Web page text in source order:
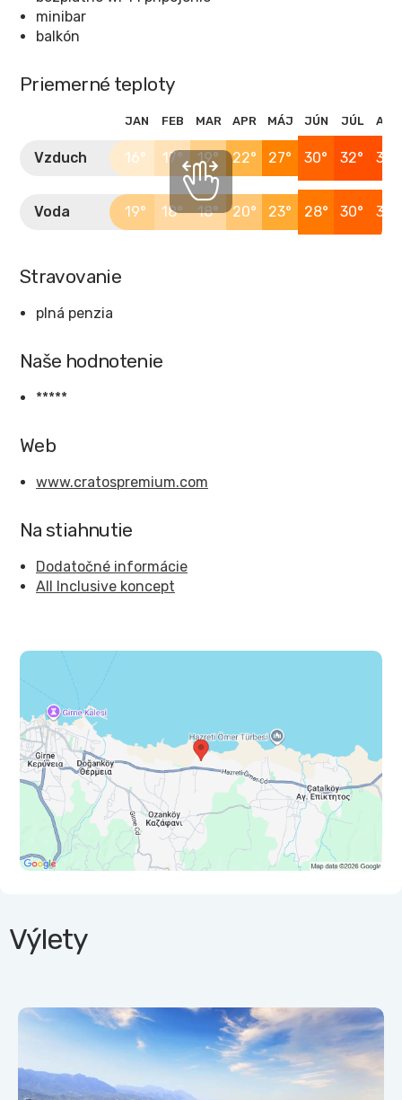
minibar
balkón
Priemerné teploty
JAN FEB MAR APR MÁJ JÚN JÚL AUG
Vzduch 16° 17° 19° 22° 27° 30° 32° 32°
Voda 19° 18° 18° 20° 23° 28° 30° 30°
Stravovanie
plná penzia
Naše hodnotenie
*****
Web
www.cratospremium.com
Na stiahnutie
Dodatočné informácie
All Inclusive koncept
Výlety